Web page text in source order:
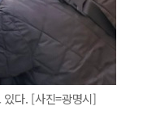
있다. [사진=광명시]